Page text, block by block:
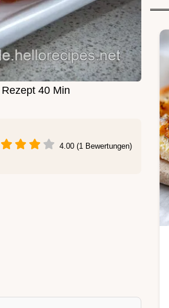
40 Min
4.00 (1 Bewertungen)